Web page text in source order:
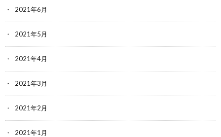
2021年6月
2021年5月
2021年4月
2021年3月
2021年2月
2021年1月